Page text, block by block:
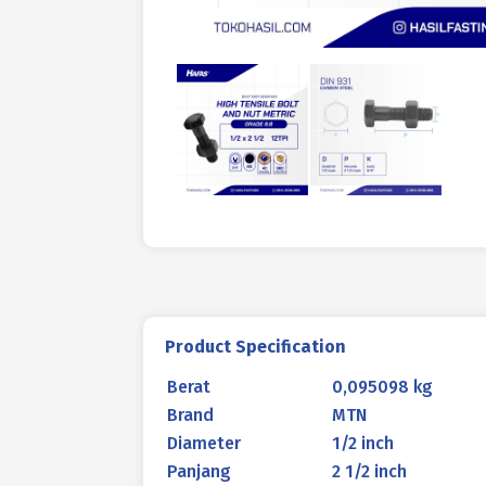
Product Specification
Berat
0,095098 kg
Brand
MTN
Diameter
1/2 inch
Panjang
2 1/2 inch